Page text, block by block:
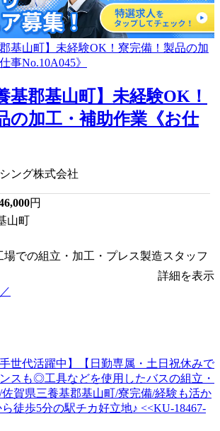
基郡基山町】未経験OK！
の加工・補助作業《お仕
ング株式会社
円
山町
場での組立・加工・プレス製造スタッフ
詳細を表示